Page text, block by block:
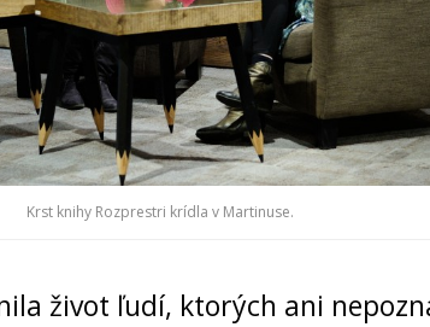
Krst knihy Rozprestri krídla v Martinuse.
život ľudí, ktorých ani